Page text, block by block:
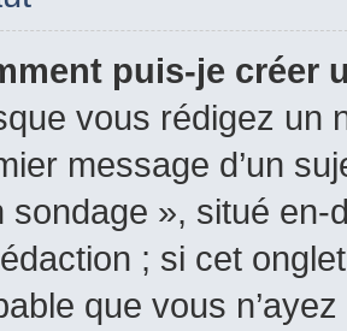
puis-je créer
vous rédigez un
message d’un
sondage », situé
; si cet
que vous